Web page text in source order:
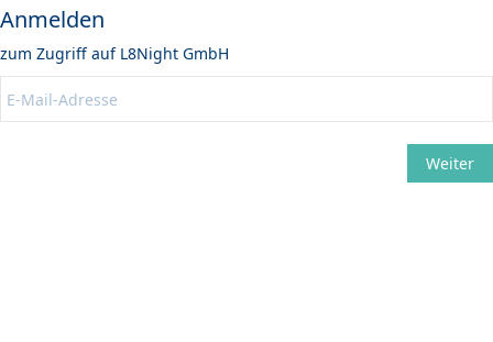
Anmelden
zum Zugriff auf L8Night GmbH
Weiter